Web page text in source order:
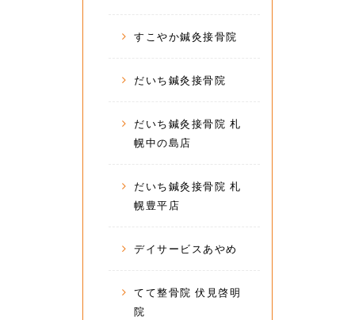
すこやか鍼灸接骨院
だいち鍼灸接骨院
だいち鍼灸接骨院 札
幌中の島店
だいち鍼灸接骨院 札
幌豊平店
デイサービスあやめ
てて整骨院 伏見啓明
院